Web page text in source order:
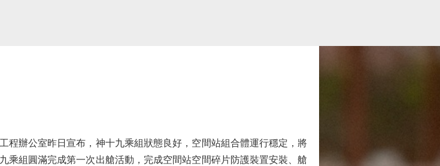
辦公室昨日宣布，神十九乘組狀態良好，空間站組合體運行穩定，將
乘組圓滿完成第一次出艙活動，完成空間站空間碎片防護裝置安裝、艙